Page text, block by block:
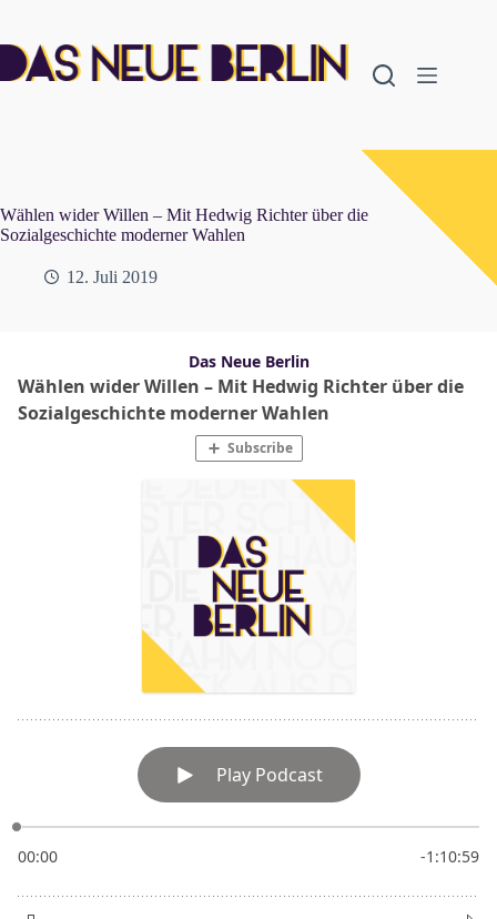
springen
Wählen wider Willen – Mit Hedwig Richter über die
Sozialgeschichte moderner Wahlen
12. Juli 2019